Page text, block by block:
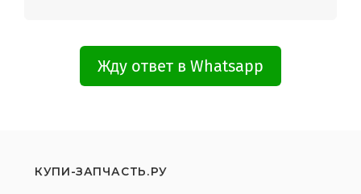
Жду ответ в Whatsapp
КУПИ-ЗАПЧАСТЬ.РУ